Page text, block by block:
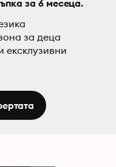
за 6 месеца.
за деца
ексклузивни